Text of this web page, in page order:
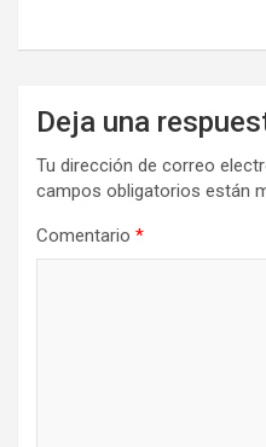
Deja una
Tu dirección de correo
campos obligatorios están
Comentario *